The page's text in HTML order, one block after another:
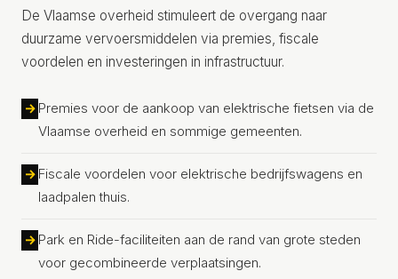
De Vlaamse overheid stimuleert de overgang naar
duurzame vervoersmiddelen via premies, fiscale
voordelen en investeringen in infrastructuur.
Premies voor de aankoop van elektrische fietsen via de
Vlaamse overheid en sommige gemeenten.
Fiscale voordelen voor elektrische bedrijfswagens en
laadpalen thuis.
Park en Ride-faciliteiten aan de rand van grote steden
voor gecombineerde verplaatsingen.